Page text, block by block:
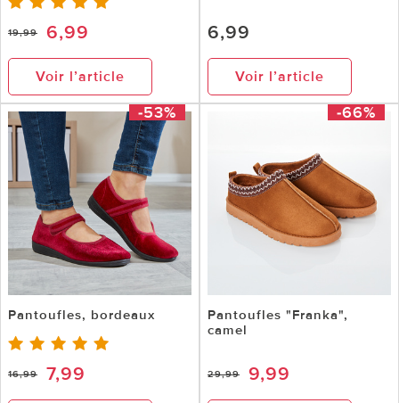
19,99 6,99
Voir l’article
6,99
Voir l’article
-53%
Pantoufles, bordeaux
16,99 7,99
-66%
Pantoufles "Franka",
camel
29,99 9,99